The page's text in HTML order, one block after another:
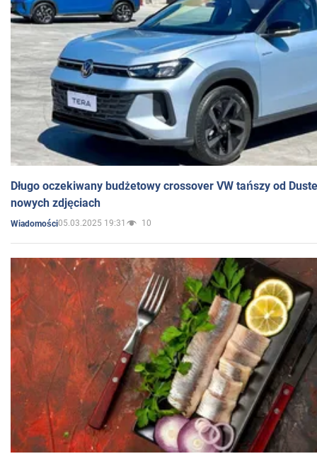
Długo oczekiwany budżetowy crossover VW tańszy od
nowych zdjęciach
Wiadomości05.03.2025 19:31 10